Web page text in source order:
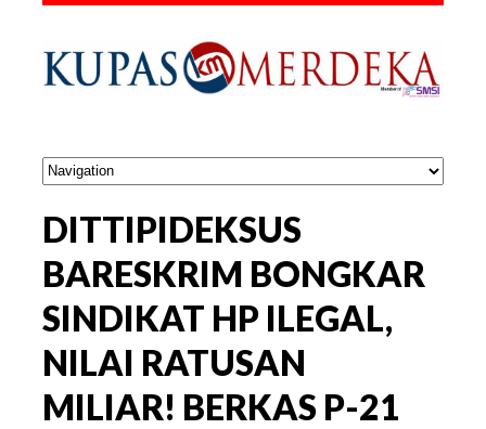
DITTIPIDEKSUS
BARESKRIM BONGKAR
SINDIKAT HP ILEGAL,
NILAI RATUSAN
MILIAR! BERKAS P-21